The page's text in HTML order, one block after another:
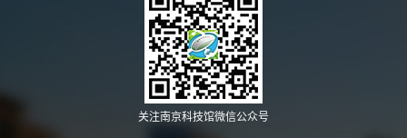
关注南京科技馆微信公众号